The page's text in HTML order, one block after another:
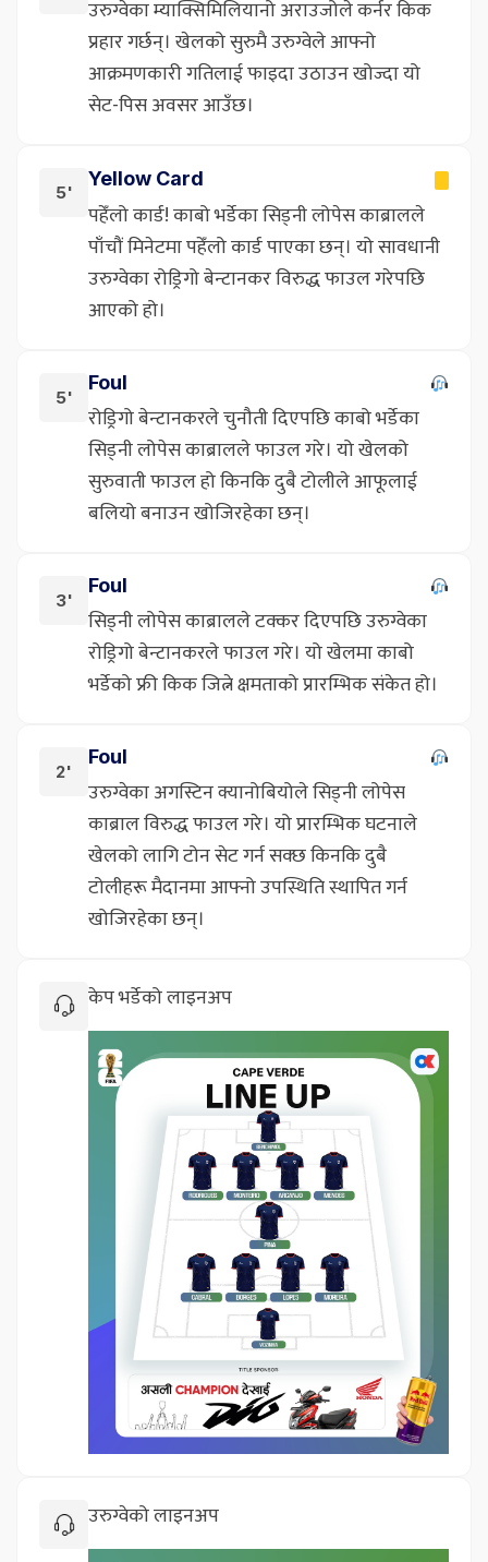
उरुग्वेका म्याक्सिमिलियानो अराउजोले कर्नर किक
प्रहार गर्छन्। खेलको सुरुमै उरुग्वेले आफ्नो
आक्रमणकारी गतिलाई फाइदा उठाउन खोज्दा यो
सेट-पिस अवसर आउँछ।
5'
Yellow Card
पहेँलो कार्ड! काबो भर्डेका सिड्नी लोपेस काब्रालले
पाँचौं मिनेटमा पहेँलो कार्ड पाएका छन्। यो सावधानी
उरुग्वेका रोड्रिगो बेन्टानकर विरुद्ध फाउल गरेपछि
आएको हो।
5'
Foul
रोड्रिगो बेन्टानकरले चुनौती दिएपछि काबो भर्डेका
सिड्नी लोपेस काब्रालले फाउल गरे। यो खेलको
सुरुवाती फाउल हो किनकि दुबै टोलीले आफूलाई
बलियो बनाउन खोजिरहेका छन्।
3'
Foul
सिड्नी लोपेस काब्रालले टक्कर दिएपछि उरुग्वेका
रोड्रिगो बेन्टानकरले फाउल गरे। यो खेलमा काबो
भर्डेको फ्री किक जित्ने क्षमताको प्रारम्भिक संकेत हो।
2'
Foul
उरुग्वेका अगस्टिन क्यानोबियोले सिड्नी लोपेस
काब्राल विरुद्ध फाउल गरे। यो प्रारम्भिक घटनाले
खेलको लागि टोन सेट गर्न सक्छ किनकि दुबै
टोलीहरू मैदानमा आफ्नो उपस्थिति स्थापित गर्न
खोजिरहेका छन्।
केप भर्डेको लाइनअप
उरुग्वेको लाइनअप